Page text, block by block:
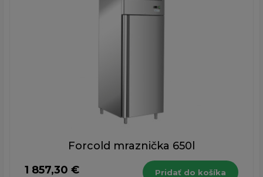
Forcold mraznička 650l
1 857,30 €
Pridať do košíka